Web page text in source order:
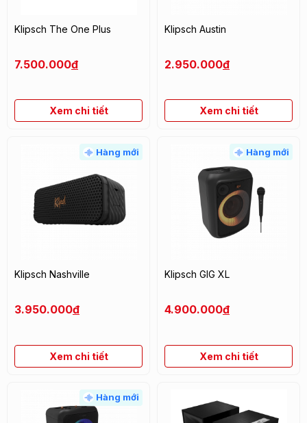
Klipsch The One Plus
7.500.000đ
Xem chi tiết
Klipsch Austin
2.950.000đ
Xem chi tiết
Hàng mới
Klipsch Nashville
3.950.000đ
Xem chi tiết
Hàng mới
Klipsch GIG XL
4.900.000đ
Xem chi tiết
Hàng mới